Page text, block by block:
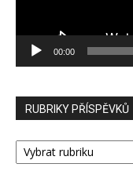
00:00
RUBRIKY PŘÍSPĚVKŮ
RUBRIKY
PŘÍSPĚVKŮ